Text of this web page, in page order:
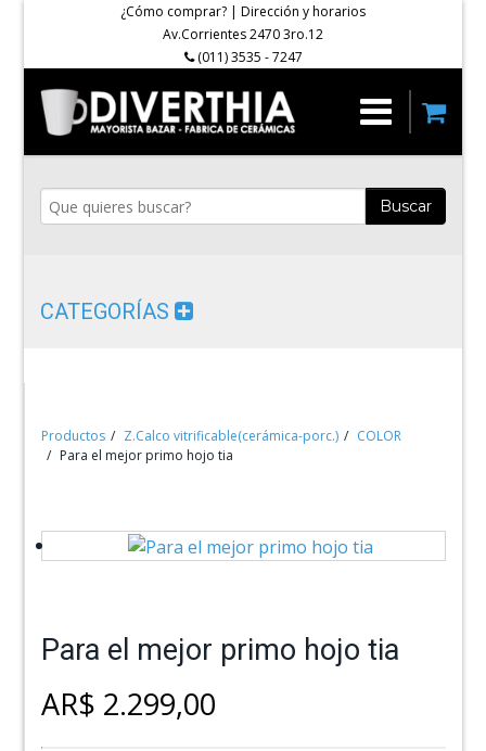
¿Cómo comprar? | Dirección y horarios
Av.Corrientes 2470 3ro.12
(011) 3535 - 7247
Buscar
CATEGORÍAS
Productos Z.Calco vitrificable(cerámica-porc.)
COLOR
Para el mejor primo hojo tia
Para el mejor primo hojo tia
AR$ 2.299,00